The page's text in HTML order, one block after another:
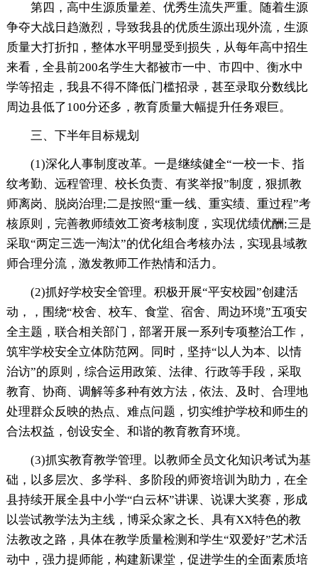
第四，高中生源质量差、优秀生流失严重。随着生源
争夺大战日趋激烈，导致我县的优质生源出现外流，生源
质量大打折扣，整体水平明显受到损失，从每年高中招生
来看，全县前200名学生大都被市一中、市四中、衡水中
学等招走，我县不得不降低门槛招录，甚至录取分数线比
周边县低了100分还多，教育质量大幅提升任务艰巨。
三、下半年目标规划
(1)深化人事制度改革。一是继续健全“一校一卡、指
纹考勤、远程管理、校长负责、有奖举报”制度，狠抓教
师离岗、脱岗治理;二是按照“重一线、重实绩、重过程”考
核原则，完善教师绩效工资考核制度，实现优绩优酬;三是
采取“两定三选一淘汰”的优化组合考核办法，实现县域教
师合理分流，激发教师工作热情和活力。
(2)抓好学校安全管理。积极开展“平安校园”创建活
动，，围绕“校舍、校车、食堂、宿舍、周边环境”五项安
全主题，联合相关部门，部署开展一系列专项整治工作，
筑牢学校安全立体防范网。同时，坚持“以人为本、以情
治访”的原则，综合运用政策、法律、行政等手段，采取
教育、协商、调解等多种有效方法，依法、及时、合理地
处理群众反映的热点、难点问题，切实维护学校和师生的
合法权益，创设安全、和谐的教育教育环境。
(3)抓实教育教学管理。以教师全员文化知识考试为基
础，以多层次、多学科、多阶段的师资培训为助力，在全
县持续开展全县中小学“白云杯”讲课、说课大奖赛，形成
以尝试教学法为主线，博采众家之长、具有XX特色的教
法教改之路，具体在教学质量检测和学生“双爱好”艺术活
动中，强力提师能，构建新课堂，促进学生的全面素质培